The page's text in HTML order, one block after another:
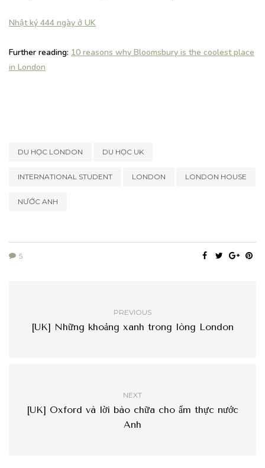
Nhật ký 444 ngày ở UK
Further reading: 10 reasons why Bloomsbury is the coolest place
in London
DU HỌC LONDON DU HỌC UK
INTERNATIONAL STUDENT LONDON LONDON HOUSE
NƯỚC ANH
5
PREVIOUS
[UK] Những khoảng xanh trong lòng London
NEXT
[UK] Oxford và lời bào chữa cho ẩm thực nước
Anh